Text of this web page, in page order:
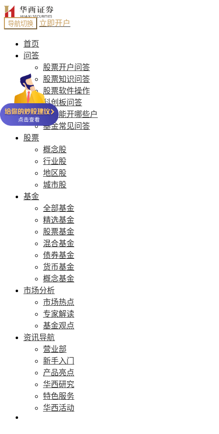
导航切换 立即开户
首页
问答
股票开户问答
股票知识问答
股票软件操作
科创板问答
股票能开哪些户
基金常见问答
股票
概念股
行业股
地区股
城市股
基金
全部基金
精选基金
股票基金
混合基金
债券基金
货币基金
概念基金
市场分析
市场热点
专家解读
基金观点
资讯导航
营业部
新手入门
产品亮点
华西研究
特色服务
华西活动